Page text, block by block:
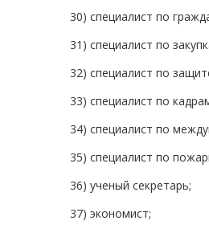
30) специалист по
31) специалист по
32) специалист по
33) специалист по
34) специалист по
35) специалист по
36) ученый секретарь;
37) экономист;